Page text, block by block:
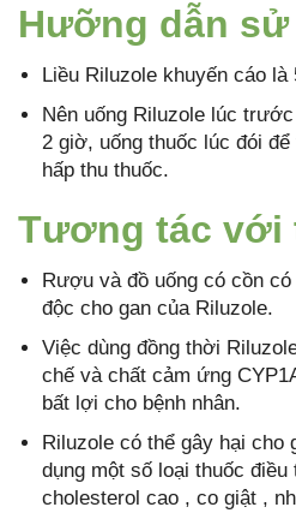
Hưỡng dẫn
Liều Riluzole khuyến cáo là
Nên uống Riluzole lúc
2 giờ, uống thuốc lúc đói
hấp thu thuốc.
Tương tác với
Rượu và đồ uống có cồn
độc cho gan của Riluzole.
Việc dùng đồng thời
chế và chất cảm ứng
bất lợi cho bệnh nhân.
Riluzole có thể gây hại cho
dụng một số loại thuốc
cholesterol cao , co giật ,